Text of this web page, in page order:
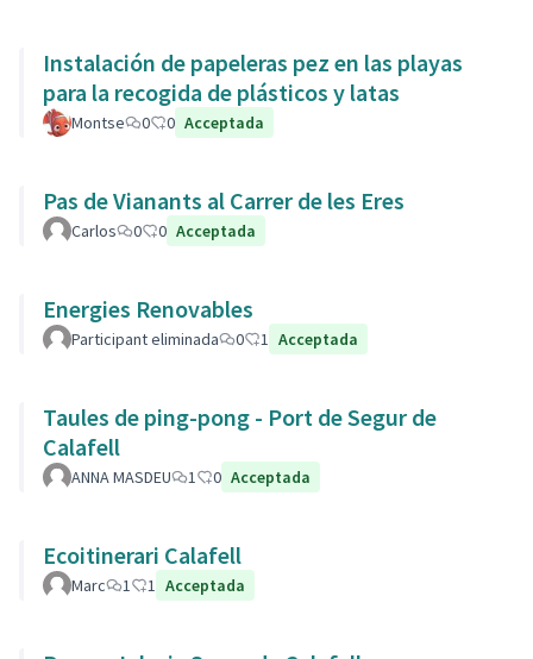
Instalación de papeleras pez en las playas
para la recogida de plásticos y latas
Montse 0 0 Acceptada
Pas de Vianants al Carrer de les Eres
Carlos 0 0 Acceptada
Energies Renovables
Participant eliminada 0 1 Acceptada
Taules de ping-pong - Port de Segur de
Calafell
ANNA MASDEU 1 0 Acceptada
Ecoitinerari Calafell
Marc 1 1 Acceptada